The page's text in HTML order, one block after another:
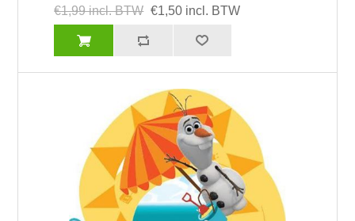
€1,99 incl. BTW €1,50 incl. BTW